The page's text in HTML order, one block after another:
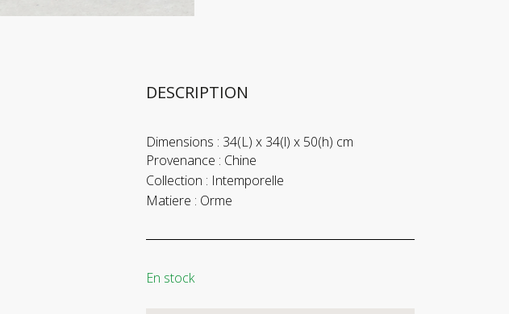
DESCRIPTION
Dimensions : 34(L) x 34(l) x 50(h) cm
Provenance : Chine
Collection : Intemporelle
Matiere : Orme
En stock